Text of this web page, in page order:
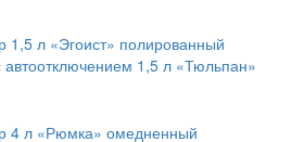
автоотключением 1,5 л «Тюльпан»